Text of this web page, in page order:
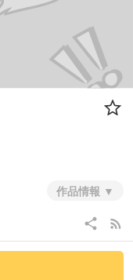
作品情報
share rss_feed